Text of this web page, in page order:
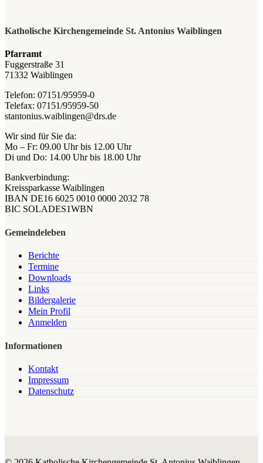
Katholische Kirchengemeinde St. Antonius Waiblingen
Pfarramt
Fuggerstraße 31
71332 Waiblingen
Telefon: 07151/95959-0
Telefax: 07151/95959-50
stantonius.waiblingen@drs.de
Wir sind für Sie da:
Mo – Fr: 09.00 Uhr bis 12.00 Uhr
Di und Do: 14.00 Uhr bis 18.00 Uhr
Bankverbindung:
Kreissparkasse Waiblingen
IBAN DE16 6025 0010 0000 2032 78
BIC SOLADES1WBN
Gemeindeleben
Berichte
Termine
Downloads
Links
Bildergalerie
Mein Profil
Anmelden
Informationen
Kontakt
Impressum
Datenschutz